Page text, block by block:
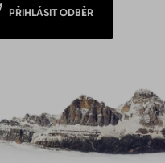
PŘIHLÁSIT ODBĚR